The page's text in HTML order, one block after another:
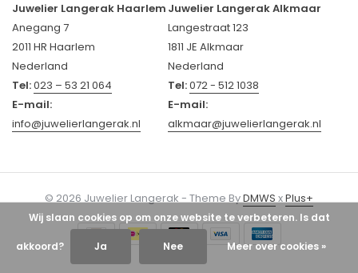
Juwelier Langerak Haarlem
Anegang 7
2011 HR Haarlem
Nederland
Tel:023 – 53 21 064
E-mail:
info@juwelierlangerak.nl
Juwelier Langerak Alkmaar
Langestraat 123
1811 JE Alkmaar
Nederland
Tel:072 - 512 1038
E-mail:
alkmaar@juwelierlangerak.nl
© 2026 Juwelier Langerak - Theme ByDMWSxPlus+
Wij slaan cookies op om onze website te verbeteren. Is dat
akkoord? Ja Nee Meer over cookies »